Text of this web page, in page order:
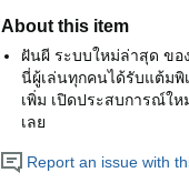
About this item
ฝันผี ระบบใหม่ล่าสุด ขอ
นี่ผู้เล่นทุกคนได้รับแต้มพิ
เพิ่ม เปิดประสบการณ์ใ
เลย
Report an issue with